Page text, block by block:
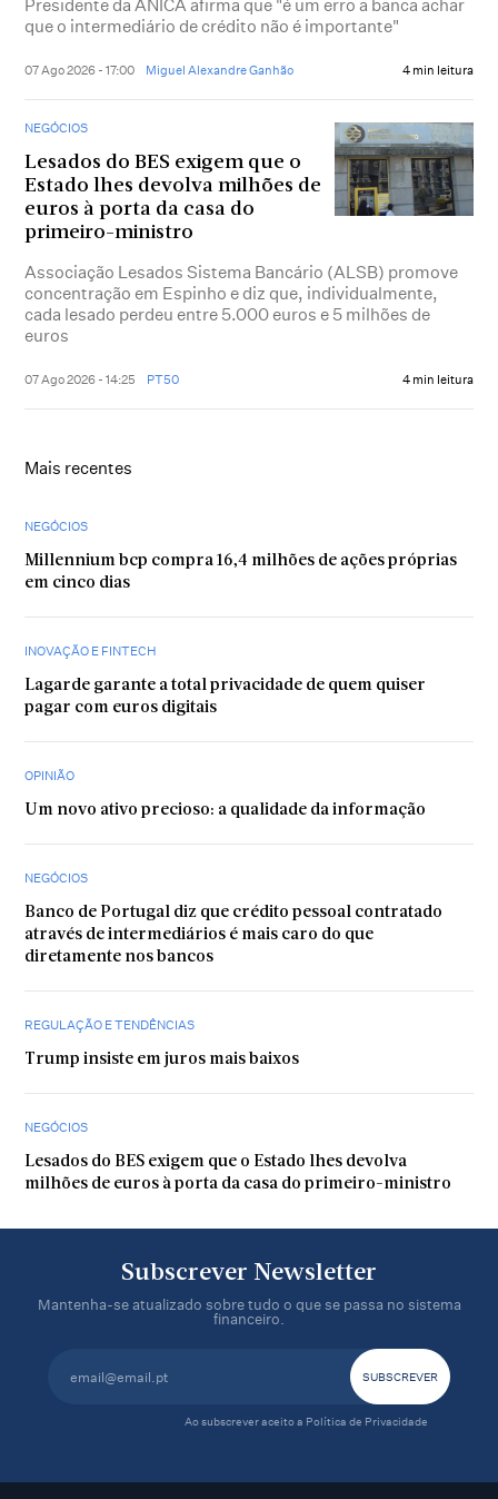
Presidente da ANICA afirma que "é um erro a banca achar
que o intermediário de crédito não é importante"
07 Ago 2026 - 17:00 Miguel Alexandre Ganhão 4 min leitura
NEGÓCIOS
Lesados do BES exigem que o
Estado lhes devolva milhões de
euros à porta da casa do
primeiro-ministro
Associação Lesados Sistema Bancário (ALSB) promove
concentração em Espinho e diz que, individualmente,
cada lesado perdeu entre 5.000 euros e 5 milhões de
euros
07 Ago 2026 - 14:25 PT50 4 min leitura
Mais recentes
NEGÓCIOS
Millennium bcp compra 16,4 milhões de ações próprias
em cinco dias
INOVAÇÃO E FINTECH
Lagarde garante a total privacidade de quem quiser
pagar com euros digitais
OPINIÃO
Um novo ativo precioso: a qualidade da informação
NEGÓCIOS
Banco de Portugal diz que crédito pessoal contratado
através de intermediários é mais caro do que
diretamente nos bancos
REGULAÇÃO E TENDÊNCIAS
Trump insiste em juros mais baixos
NEGÓCIOS
Lesados do BES exigem que o Estado lhes devolva
milhões de euros à porta da casa do primeiro-ministro
Subscrever Newsletter
Mantenha-se atualizado sobre tudo o que se passa no sistema
financeiro.
Ao subscrever aceito a Política de Privacidade